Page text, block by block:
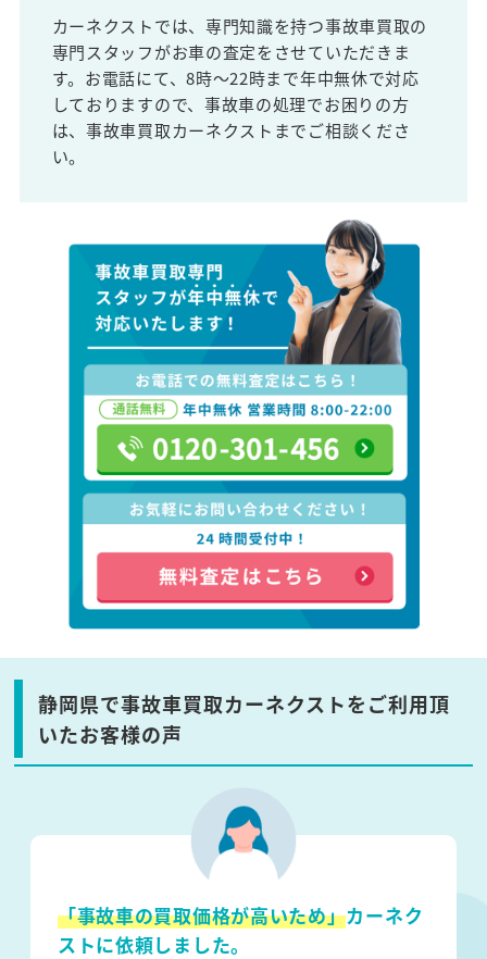
カーネクストでは、専門知識を持つ事故車買取の
専門スタッフがお車の査定をさせていただきま
す。お電話にて、8時～22時まで年中無休で対応
しておりますので、事故車の処理でお困りの方
は、事故車買取カーネクストまでご相談くださ
い。
静岡県で事故車買取カーネクストをご利用頂
いたお客様の声
「事故車の買取価格が高いため」カーネク
ストに依頼しました。